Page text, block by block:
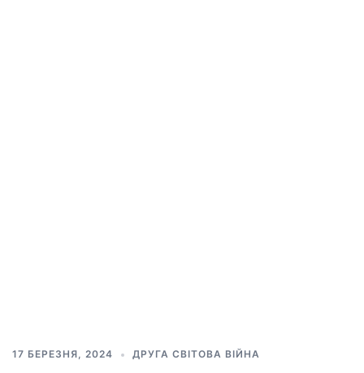
17 БЕРЕЗНЯ, 2024 ДРУГА СВІТОВА ВІЙНА